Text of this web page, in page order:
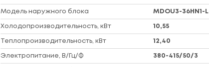
Модель наружного блока MDOU3-36HN1-L
Холодопроизводительность, кВт 10,55
Теплопроизводительность, кВт 12,40
Электропитание, В/Гц/Ф 380-415/50/3